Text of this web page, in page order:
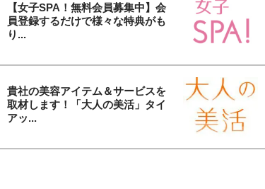
【女子SPA！無料会員募集中】会
員登録するだけで様々な特典がも
り...
貴社の美容アイテム＆サービスを
取材します！「大人の美活」タイ
アッ...